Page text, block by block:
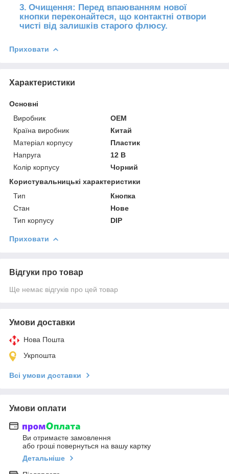
Очищення: Перед впаюванням нової
кнопки переконайтеся, що контактні отвори
чисті від залишків старого флюсу.
Приховати
Характеристики
Основні
Виробник
OEM
Країна виробник
Китай
Матеріал корпусу
Пластик
Напруга
12 В
Колір корпусу
Чорний
Користувальницькі характеристики
Тип
Кнопка
Стан
Нове
Тип корпусу
DIP
Приховати
Відгуки про товар
Ще немає відгуків про цей товар
Умови доставки
Нова Пошта
Укрпошта
Всі умови доставки
Умови оплати
Ви отримаєте замовлення
або гроші повернуться на вашу картку
Детальніше